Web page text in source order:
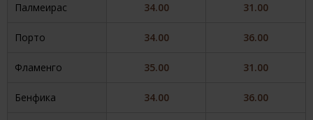
Палмеирас 34.00 31.00
Порто 34.00 36.00
Фламенго 35.00 31.00
Бенфика 34.00 36.00